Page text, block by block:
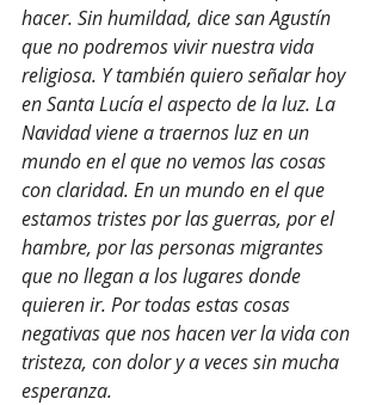
hacer. Sin humildad, dice san Agustín
que no podremos vivir nuestra vida
religiosa. Y también quiero señalar hoy
en Santa Lucía el aspecto de la luz. La
Navidad viene a traernos luz en un
mundo en el que no vemos las cosas
con claridad. En un mundo en el que
estamos tristes por las guerras, por el
hambre, por las personas migrantes
que no llegan a los lugares donde
quieren ir. Por todas estas cosas
negativas que nos hacen ver la vida con
tristeza, con dolor y a veces sin mucha
esperanza.